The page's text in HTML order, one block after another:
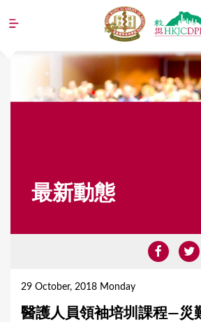
Jump to navigation
最新動態
29 October, 2018 Monday
醫護人員領袖培圳課程—災